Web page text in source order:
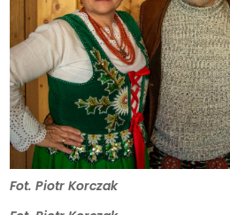
Fot. Piotr Korczak